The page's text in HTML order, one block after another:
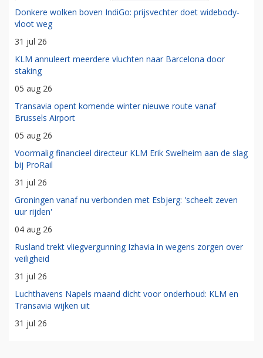
Donkere wolken boven IndiGo: prijsvechter doet widebody-
vloot weg
31 jul 26
KLM annuleert meerdere vluchten naar Barcelona door
staking
05 aug 26
Transavia opent komende winter nieuwe route vanaf
Brussels Airport
05 aug 26
Voormalig financieel directeur KLM Erik Swelheim aan de slag
bij ProRail
31 jul 26
Groningen vanaf nu verbonden met Esbjerg: 'scheelt zeven
uur rijden'
04 aug 26
Rusland trekt vliegvergunning Izhavia in wegens zorgen over
veiligheid
31 jul 26
Luchthavens Napels maand dicht voor onderhoud: KLM en
Transavia wijken uit
31 jul 26